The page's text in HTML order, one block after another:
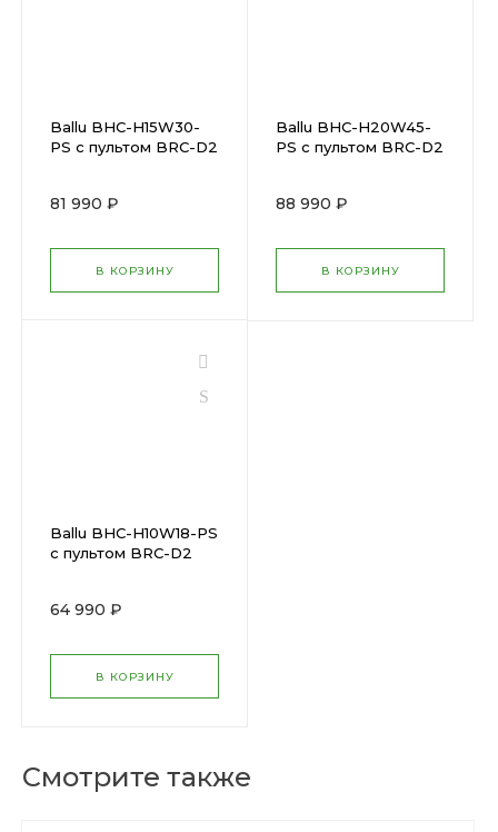
Ballu BHC-H15W30-
PS с пультом BRC-D2
81 990 ₽
В КОРЗИНУ
Ballu BHC-H20W45-
PS с пультом BRC-D2
88 990 ₽
В КОРЗИНУ
Ballu BHC-H10W18-PS
с пультом BRC-D2
64 990 ₽
В КОРЗИНУ
Смотрите также